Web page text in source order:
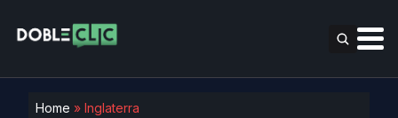
Home » Inglaterra